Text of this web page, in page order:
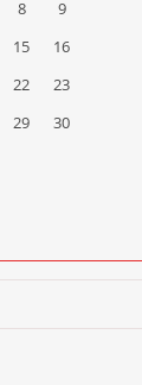
8
9
15
16
22
23
29
30